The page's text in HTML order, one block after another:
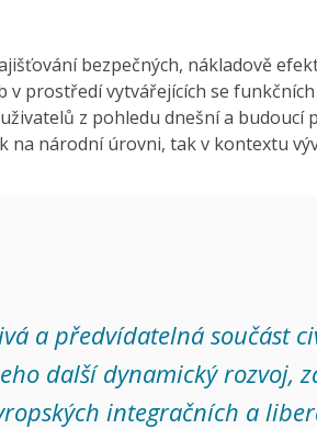
bezpečných, nákladově
v prostředí vytvářejících se
z pohledu dnešní a budoucí
na národní úrovni, tak v kontextu
a předvídatelná součást
další dynamický rozvoj,
integračních a